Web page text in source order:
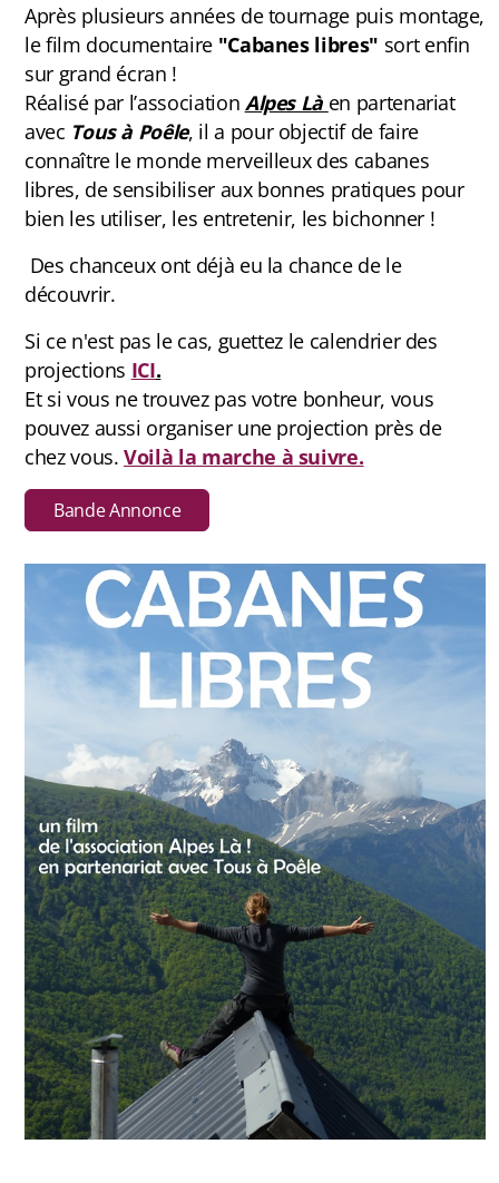
Après plusieurs années de tournage puis montage,
le film documentaire "Cabanes libres" sort enfin
sur grand écran !
Réalisé par l’association Alpes Là en partenariat
avec Tous à Poêle, il a pour objectif de faire
connaître le monde merveilleux des cabanes
libres, de sensibiliser aux bonnes pratiques pour
bien les utiliser, les entretenir, les bichonner !
Des chanceux ont déjà eu la chance de le
découvrir.
Si ce n'est pas le cas, guettez le calendrier des
projections ICI.
Et si vous ne trouvez pas votre bonheur, vous
pouvez aussi organiser une projection près de
chez vous.Voilà la marche à suivre.
Bande Annonce
Antenne Vercors/ Diois
Les éditions Tous A Poêle
Chroniques de chantiers
Chansons
Livres d'or de cabanes
Autour des cabanes
Peinture suédoise
Cuisine
Jeux
Livres
Livre d'or virtuel
Contact et newsletter